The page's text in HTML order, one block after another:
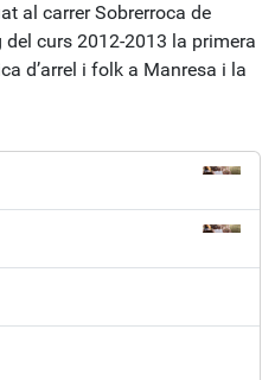
al carrer Sobrerroca de
curs 2012-2013 la primera
d’arrel i folk a Manresa i la